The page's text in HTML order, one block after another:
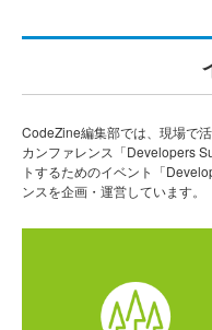
CodeZine編集部では、現場で
カンファレンス「Developers
トするためのイベント「
ンスを企画・運営しています。